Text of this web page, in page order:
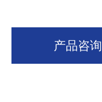
产品咨询